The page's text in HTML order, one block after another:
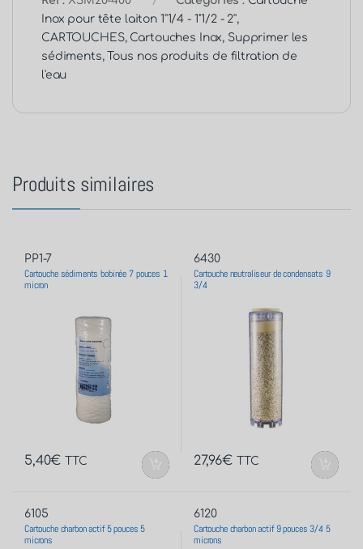
Inox pour tête laiton 1''1/4 - 1''1/2 - 2'',
CARTOUCHES, Cartouches Inox, Supprimer les
sédiments,
Tous nos produits de filtration de
l'eau
Produits similaires
PP1-7
Cartouche sédiments bobinée 7 pouces 1
micron
5,40€ TTC
6430
Cartouche neutraliseur de condensats 9
3/4
27,96€ TTC
6105
Cartouche charbon actif 5 pouces 5
microns
6120
Cartouche charbon actif 9 pouces 3/4 5
microns